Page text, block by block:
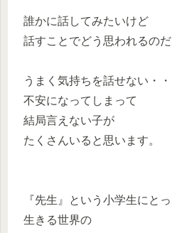
誰かに話してみたいけど
話すことでどう思われるのだ
うまく気持ちを話せない・
不安になってしまって
結局言えない子が
たくさんいると思います。
『先生』という小学生にと
生きる世界の